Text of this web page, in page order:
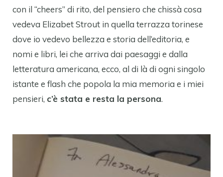
con il “cheers” di rito, del pensiero che chissà cosa
vedeva Elizabet Strout in quella terrazza torinese
dove io vedevo bellezza e storia dell’editoria, e
nomi e libri, lei che arriva dai paesaggi e dalla
letteratura americana, ecco, al di là di ogni singolo
istante e flash che popola la mia memoria e i miei
pensieri, c’è stata e resta la persona.